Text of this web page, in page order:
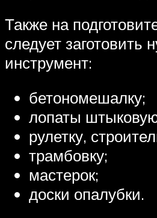
Также на
следует заготовить
инструмент:
бетономешалку;
лопаты
рулетку,
трамбовку;
мастерок;
доски опалубки.